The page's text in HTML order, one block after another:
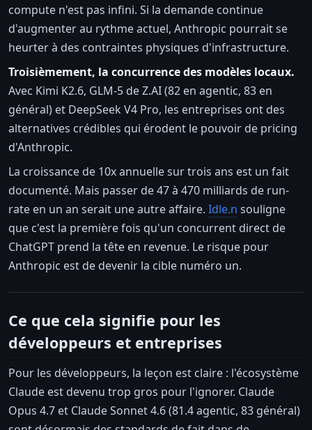
compute n'est pas infini. Si la demande continue
d'augmenter au rythme actuel, Anthropic pourrait se
heurter à des contraintes physiques d'infrastructure.
Troisièmement, la concurrence des modèles locaux.
Avec Kimi K2.6, GLM-5 de Z.AI (82 en agentic, 83 en
général) et DeepSeek V4 Pro, les entreprises ont des
alternatives crédibles qui érodent le pouvoir de pricing
d'Anthropic.
La croissance de 10x annuelle sur trois ans est un fait
documenté. Mais passer de 47 à 470 milliards de run-
rate en un an serait une autre affaire. Idle.n souligne
que c'est la première fois qu'un concurrent direct de
ChatGPT prend la tête en revenue. Le risque pour
Anthropic est de devenir la cible numéro un.
Ce que cela signifie pour les
développeurs et entreprises
Pour les développeurs, la leçon est claire : l'écosystème
Claude est devenu trop gros pour l'ignorer. Claude
Opus 4.7 et Claude Sonnet 4.6 (81.4 agentic, 83 général)